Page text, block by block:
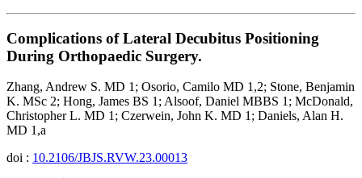
Complications of Lateral Decubitus Positioning
During Orthopaedic Surgery.
Zhang, Andrew S. MD 1; Osorio, Camilo MD 1,2; Stone, Benjamin
K. MSc 2; Hong, James BS 1; Alsoof, Daniel MBBS 1; McDonald,
Christopher L. MD 1; Czerwein, John K. MD 1; Daniels, Alan H.
MD 1,a
doi : 10.2106/JBJS.RVW.23.00013